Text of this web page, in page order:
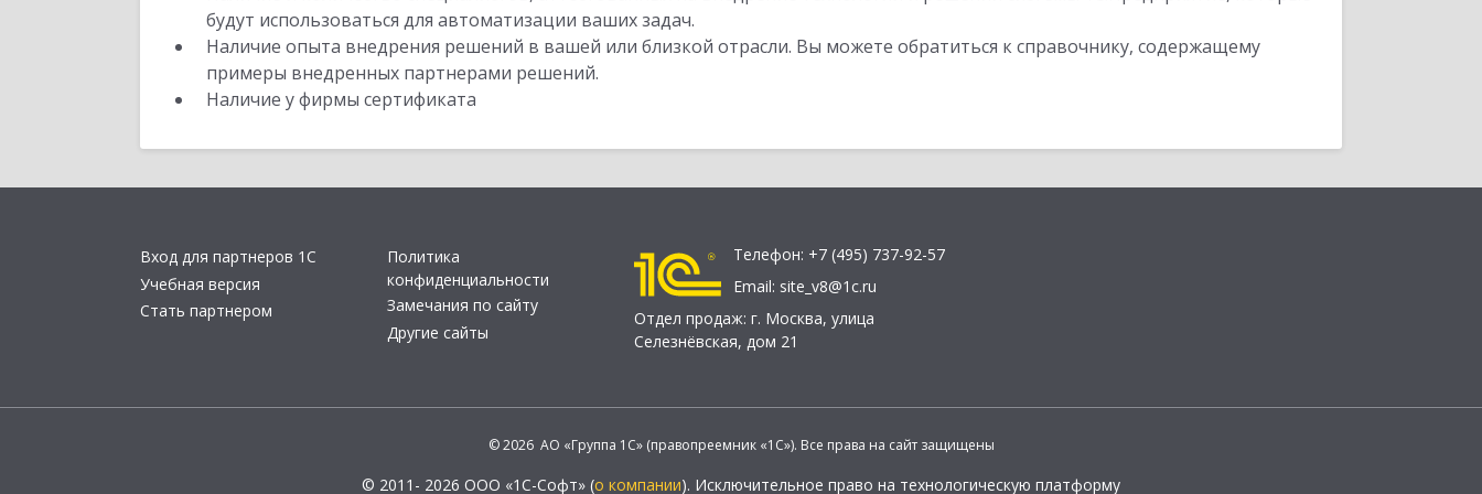
будут использоваться для автоматизации ваших задач.
Наличие опыта внедрения решений в вашей или близкой отрасли. Вы можете обратиться к справочнику, содержащему
примеры внедренных партнерами решений.
Наличие у фирмы сертификата
Вход для партнеров 1С
Учебная версия
Стать партнером
Политика
конфиденциальности
Замечания по сайту
Другие сайты
Телефон: +7 (495) 737-92-57
Email: site_v8@1c.ru
Отдел продаж: г. Москва, улица
Селезнёвская, дом 21
© 2026 АО «Группа 1С» (правопреемник «1С»). Все права на сайт защищены
© 2011- 2026 ООО «1С-Софт» (о компании). Исключительное право на технологическую платформу